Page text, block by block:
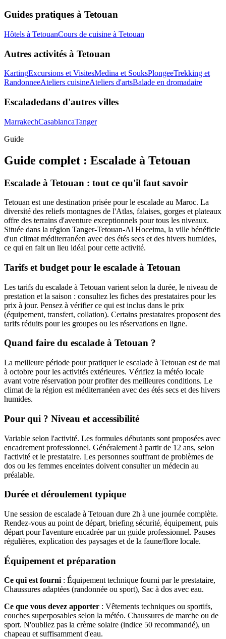
Guides pratiques à Tetouan
Hôtels à TetouanCours de cuisine à Tetouan
Autres activités à Tetouan
KartingExcursions et VisitesMedina et SouksPlongeeTrekking et
RandonneeAteliers cuisineAteliers d'artsBalade en dromadaire
Escaladedans d'autres villes
MarrakechCasablancaTanger
Guide
Guide complet : Escalade à Tetouan
Escalade à Tetouan : tout ce qu'il faut savoir
Tetouan est une destination prisée pour le escalade au Maroc. La
diversité des reliefs montagnes de l'Atlas, falaises, gorges et plateaux
offre des terrains d'aventure exceptionnels pour tous les niveaux.
Située dans la région Tanger-Tetouan-Al Hoceima, la ville bénéficie
d'un climat méditerranéen avec des étés secs et des hivers humides,
ce qui en fait un lieu idéal pour cette activité.
Tarifs et budget pour le escalade à Tetouan
Les tarifs du escalade à Tetouan varient selon la durée, le niveau de
prestation et la saison : consultez les fiches des prestataires pour les
prix à jour. Pensez à vérifier ce qui est inclus dans le prix
(équipement, transfert, collation). Certains prestataires proposent des
tarifs réduits pour les groupes ou les réservations en ligne.
Quand faire du escalade à Tetouan ?
La meilleure période pour pratiquer le escalade à Tetouan est de mai
à octobre pour les activités extérieures. Vérifiez la météo locale
avant votre réservation pour profiter des meilleures conditions. Le
climat de la région est méditerranéen avec des étés secs et des hivers
humides.
Pour qui ? Niveau et accessibilité
Variable selon l'activité. Les formules débutants sont proposées avec
encadrement professionnel. Généralement à partir de 12 ans, selon
l'activité et le prestataire. Les personnes souffrant de problèmes de
dos ou les femmes enceintes doivent consulter un médecin au
préalable.
Durée et déroulement typique
Une session de escalade à Tetouan dure 2h à une journée complète.
Rendez-vous au point de départ, briefing sécurité, équipement, puis
départ pour l'aventure encadrée par un guide professionnel. Pauses
régulières, explication des paysages et de la faune/flore locale.
Équipement et préparation
Ce qui est fourni: Équipement technique fourni par le prestataire,
Chaussures adaptées (randonnée ou sport), Sac à dos avec eau.
Ce que vous devez apporter : Vêtements techniques ou sportifs,
couches superposables selon la météo. Chaussures de marche ou de
sport. N'oubliez pas la crème solaire (indice 50 recommandé), un
chapeau et suffisamment d'eau.